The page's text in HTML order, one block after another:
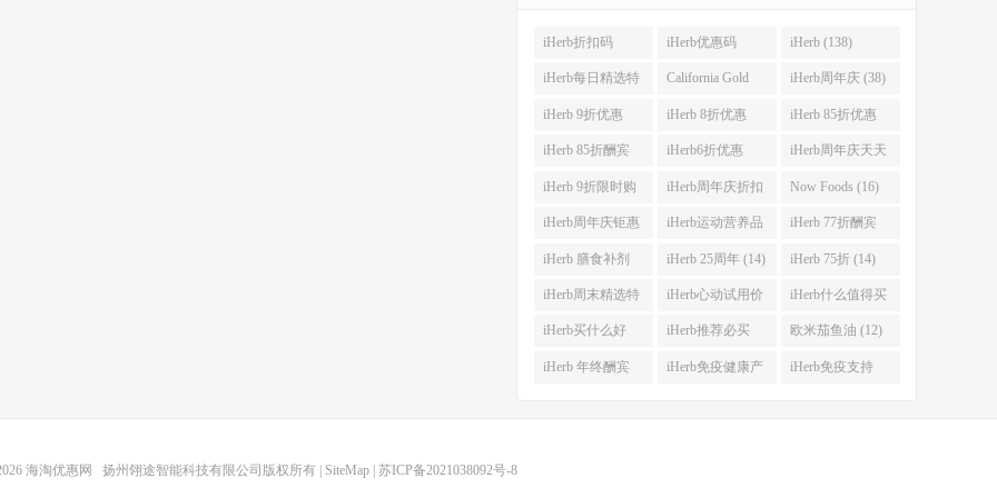
iHerb折扣码
(341)
iHerb优惠码
(282)
iHerb (138)
iHerb每日精选特
惠 (53)
California Gold
Nutrition(CGN)
(42)
iHerb周年庆 (38)
iHerb 9折优惠
(38)
iHerb 8折优惠
(37)
iHerb 85折优惠
(27)
iHerb 85折酬宾
(23)
iHerb6折优惠
(23)
iHerb周年庆天天
大酬宾 (22)
iHerb 9折限时购
(21)
iHerb周年庆折扣
码 (17)
Now Foods (16)
iHerb周年庆钜惠
(15)
iHerb运动营养品
(14)
iHerb 77折酬宾
(14)
iHerb 膳食补剂
(14)
iHerb 25周年 (14) iHerb 75折 (14)
iHerb周末精选特
惠 (13)
iHerb心动试用价
(13)
iHerb什么值得买
(12)
iHerb买什么好
(12)
iHerb推荐必买
(12)
欧米茄鱼油 (12)
iHerb 年终酬宾 iHerb免疫健康产 iHerb免疫支持
海淘优惠网 扬州翎途智能科技有限公司版权所有 | SiteMap| 苏ICP备2021038092号-8